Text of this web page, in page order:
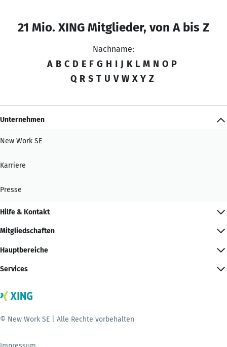
21 Mio. XING Mitglieder, von A bis Z
Nachname:
A B C D E F G H I J K L M N O P
Q R S T U V W X Y Z
Unternehmen
New Work SE
Karriere
Presse
Hilfe & Kontakt
Mitgliedschaften
Hauptbereiche
Services
© New Work SE | Alle Rechte vorbehalten